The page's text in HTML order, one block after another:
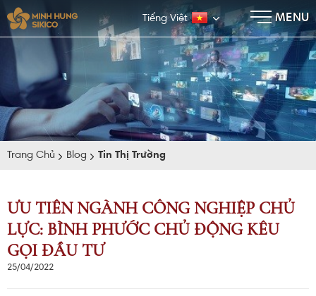
Tiếng Việt MENU
×
E-BROCHURE
Trang Chủ Blog Tin Thị Trường
ƯU TIÊN NGÀNH CÔNG NGHIỆP CHỦ
LỰC: BÌNH PHƯỚC CHỦ ĐỘNG KÊU
GỌI ĐẦU TƯ
25/04/2022